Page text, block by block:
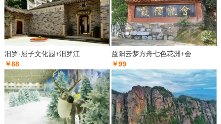
汨罗·屈子文化园+汨罗江
￥88
益阳云梦方舟七色花洲+会
￥99